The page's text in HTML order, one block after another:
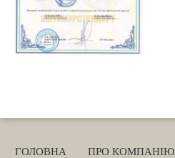
ГОЛОВНА ПРО КОМПАНІЮ